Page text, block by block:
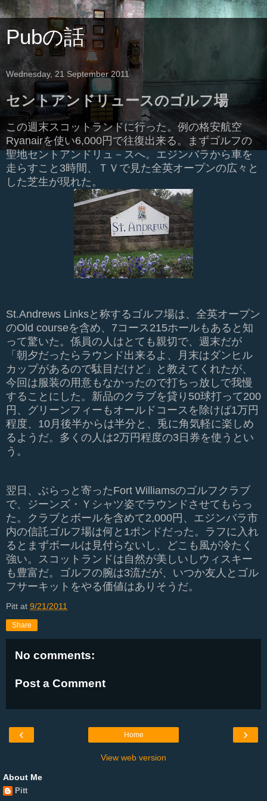
Pubの話
Wednesday, 21 September 2011
セントアンドリュースのゴルフ場
この週末スコットランドに行った。例の格安航空
Ryanairを使い6,000円で往復出来る。まずゴルフの
聖地セントアンドリュ－スへ。エジンバラから車を
走らすこと3時間、ＴＶで見た全英オープンの広々と
した芝生が現れた。
St.Andrews Linksと称するゴルフ場は、全英オープン
のOld courseを含め、7コース215ホールもあると知
って驚いた。係員の人はとても親切で、週末だが
「朝夕だったらラウンド出来るよ、月末はダンヒル
カップがあるので駄目だけど」と教えてくれたが、
今回は服装の用意もなかったので打ちっ放しで我慢
することにした。新品のクラブを貸り50球打って200
円、グリーンフィーもオールドコースを除けば1万円
程度、10月後半からは半分と、兎に角気軽に楽しめ
るようだ。多くの人は2万円程度の3日券を使うとい
う。
翌日、ぶらっと寄ったFort Williamsのゴルフクラブ
で、ジーンズ・Ｙシャツ姿でラウンドさせてもらっ
た。クラブとボールを含めて2,000円、エジンバラ市
内の信託ゴルフ場は何と1ポンドだった。ラフに入れ
るとまずボールは見付らないし、どこも風が冷たく
強い。スコットランドは自然が美しいしウィスキー
も豊富だ。ゴルフの腕は3流だが、いつか友人とゴル
フサーキットをやる価値はありそうだ。
Pitt at 9/21/2011
Share
No comments:
Post a Comment
‹ ›
Home
View web version
About Me
Pitt